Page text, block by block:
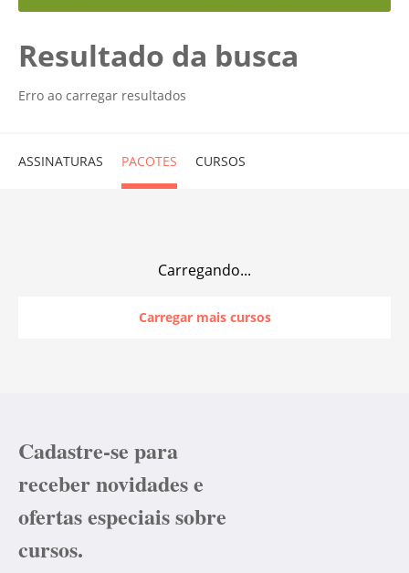
Resultado da busca
Erro ao carregar resultados
ASSINATURAS PACOTES CURSOS
Carregando...
Carregar mais cursos
Cadastre-se para
receber novidades e
ofertas especiais sobre
cursos.